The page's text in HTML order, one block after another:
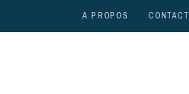
A PROPOS CONTACT